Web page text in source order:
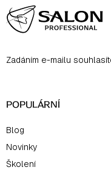
á
p
Zadáním e-mailu
POPULÁRNÍ
Blog
Novinky
Školení